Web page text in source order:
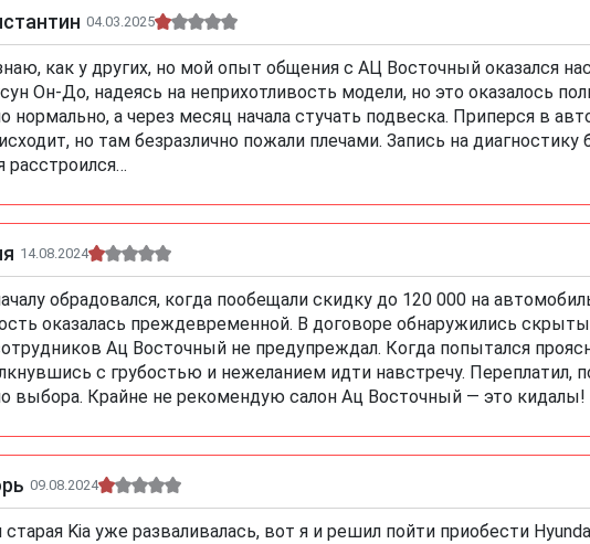
04.03.2025
как у других, но мой опыт общения с АЦ Восточный оказался
Он-До, надеясь на неприхотливость модели, но это оказалось
нормально, а через месяц начала стучать подвеска. Приперся в
но там безразлично пожали плечами. Запись на
расстроился…
14.08.2024
обрадовался, когда пообещали скидку до 120 000 на
оказалась преждевременной. В договоре обнаружились
Ац Восточный не предупреждал. Когда попытался
с грубостью и нежеланием идти навстречу. Переплатил,
выбора. Крайне не рекомендую салон Ац Восточный — это кидалы!
09.08.2024
старая Kia уже разваливалась, вот я и решил пойти приобести